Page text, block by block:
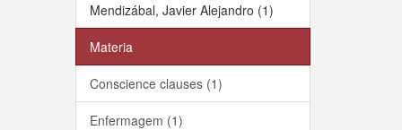
Mendizábal, Javier Alejandro (1)
Materia
Conscience clauses (1)
Enfermagem (1)